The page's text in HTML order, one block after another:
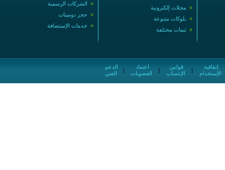
» الشركات الرسمية
» حجز دومينات
» خدمات الإستضافة
» مجلات إلكترونية
» بلوكات متنوعة
» ثيمات مختلفة
الفني
|
العضويات
|
الإنتساب
|
الإستخدام